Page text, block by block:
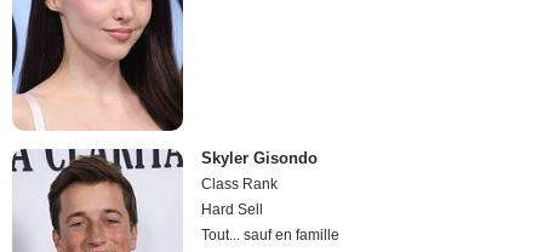
Skyler Gisondo
Class Rank
Hard Sell
Tout... sauf en famille